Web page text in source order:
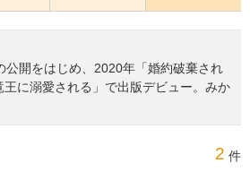
公開をはじめ、2020年「婚約破棄され
に溺愛される」で出版デビュー。みか
2 件